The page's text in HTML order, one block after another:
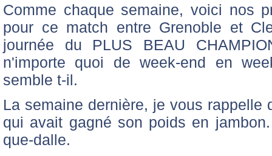
Comme chaque semaine, voici nos
pour ce match entre Grenoble et
journée du PLUS BEAU
n'importe quoi de week-end en
semble t-il.
La semaine dernière, je vous rappelle
qui avait gagné son poids en
que-dalle.